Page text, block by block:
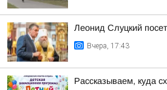
Леонид Слуцкий
Вчера, 17:43
Рассказываем, куда